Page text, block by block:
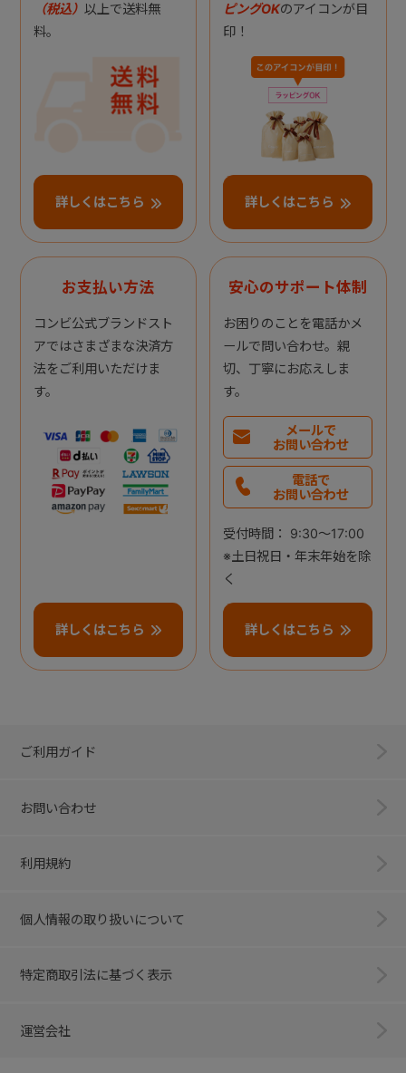
（税込） 以上で送料無
料。
詳しくはこちら
ピングOKのアイコンが目
印！
詳しくはこちら
お支払い方法
コンビ公式ブランドスト
アではさまざまな決済方
法をご利用いただけま
す。
詳しくはこちら
安心のサポート体制
お困りのことを電話かメ
ールで問い合わせ。親
切、丁寧にお応えしま
す。
メールで
お問い合わせ
電話で
お問い合わせ
受付時間： 9:30～17:00
※土日祝日・年末年始を除
く
詳しくはこちら
ご利用ガイド
お問い合わせ
利用規約
個人情報の取り扱いについて
特定商取引法に基づく表示
運営会社